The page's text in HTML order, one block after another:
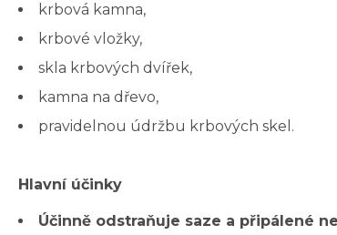
krbová kamna,
krbové vložky,
skla krbových dvířek,
kamna na dřevo,
pravidelnou údržbu krbových skel.
Hlavní účinky
Účinně odstraňuje saze a připálené